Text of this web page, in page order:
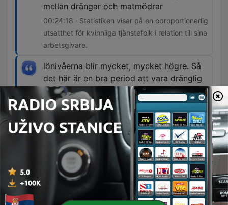
mellan drängar och matmödrar
00:24:18 · Statistiken visar på en oproportionerlig
utsatthet för kvinnliga tjänstefolk i relation till sina
arbetsgivare.
lönivåerna blir mycket, mycket högre. Så
det här är en bra period att vara dränglig
piga på så sätt att man tjänar mer.
00:29:58 · Efter digerdöden skapade bristen på
arbetskraft en ekonomisk fördel för de som
faktiskt kunde arbeta.
En sak som förvånar mig är att den här
gruppen människor som är så omfattande
och så otroligt viktig och fundamental för
samhällsekonomin. Den finns överallt i
landet på alla jordbruk, inom andra